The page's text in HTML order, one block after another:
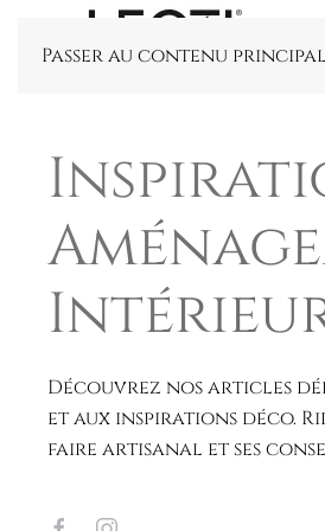
Passer au contenu principal
Découvrez nos articles
et aux inspirations déco.
faire artisanal et ses